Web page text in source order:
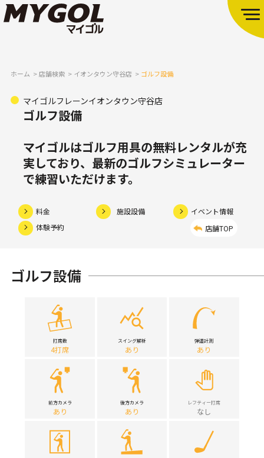
ホーム 店舗検索 イオンタウン守谷店 ゴルフ設備
マイゴルフレーンイオンタウン守谷店
ゴルフ設備
マイゴルはゴルフ用具の無料レンタルが充
実しており、 最新のゴルフシミュレーター
で練習いただけます。
料金 施設設備
イベント情報
体験予約
店舗TOP
ゴルフ設備
打席数
4打席
スイング解析
あり
弾道計測
あり
前方カメラ
あり
後方カメラ
あり
レフティー打席
なし